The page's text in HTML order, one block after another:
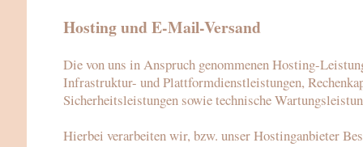
Hosting und E-Mail-Versand
Die von uns in Anspruch genommenen Hosting-
Infrastruktur- und Plattformdienstleistungen,
Sicherheitsleistungen sowie technische
Hierbei verarbeiten wir, bzw. unser Hostinganbieter